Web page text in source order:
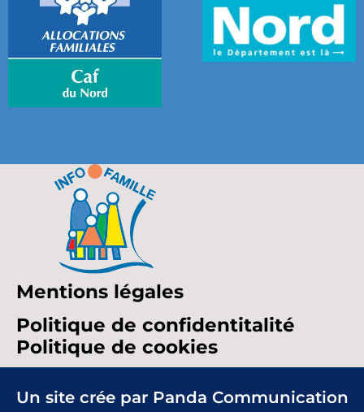
Mentions légales
Politique de confidentitalité
Politique de cookies
Un site crée par Panda Communication